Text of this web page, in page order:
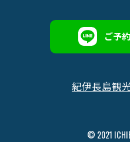
ご予
紀伊長島観
© 2021